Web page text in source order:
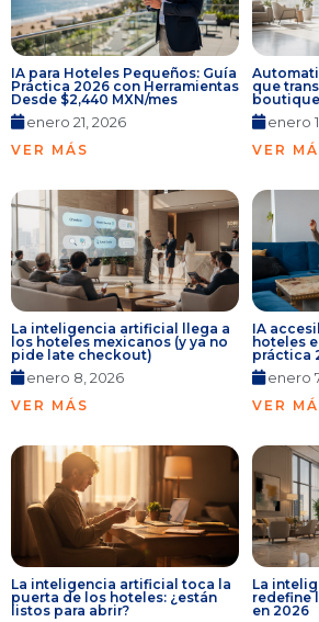
IA para Hoteles Pequeños: Guía
Práctica 2026 con Herramientas
Desde $2,440 MXN/mes
enero 21, 2026
VER MÁS
que
boutique
enero
VER
La inteligencia artificial llega a
los hoteles mexicanos (y ya no
pide late checkout)
enero 8, 2026
VER MÁS
IA
hoteles
práctica
enero
VER
La inteligencia artificial toca la
puerta de los hoteles: ¿están
listos para abrir?
La
redefine
en 2026